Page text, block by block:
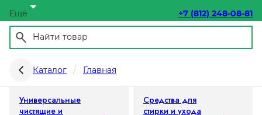
Ещё +7 (812) 248-08-81
Каталог Главная
Химия бытовая
Универсальные
чистящие и
Средства для
стирки и ухода